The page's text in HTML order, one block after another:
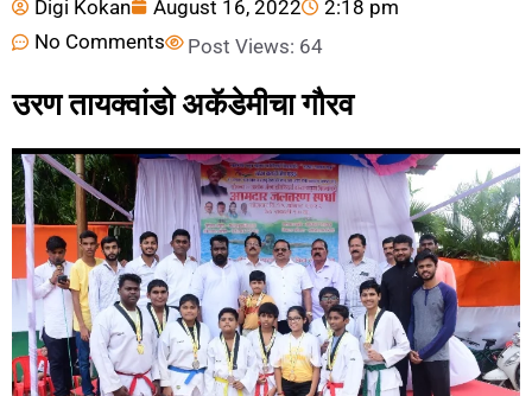
Digi Kokan August 16, 2022
2:18 pm
No Comments
Post Views: 64
उरण तायक्वांडो अकॅडेमीचा गौरव